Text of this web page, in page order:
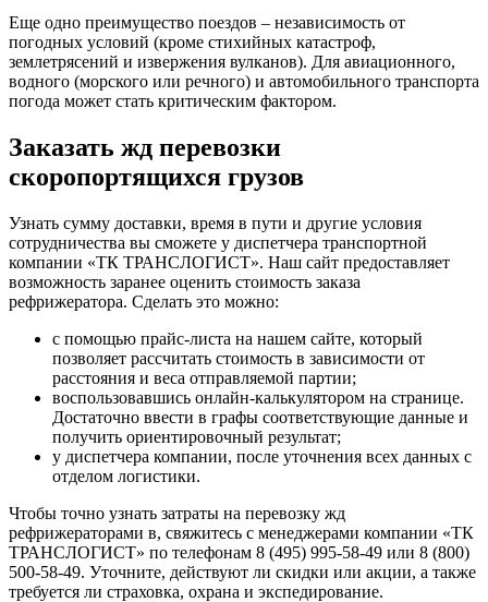
Еще одно преимущество поездов – независимость от
погодных условий (кроме стихийных катастроф,
землетрясений и извержения вулканов). Для авиационного,
водного (морского или речного) и автомобильного транспорта
погода может стать критическим фактором.
Заказать жд перевозки
скоропортящихся грузов
Узнать сумму доставки, время в пути и другие условия
сотрудничества вы сможете у диспетчера транспортной
компании «ТК ТРАНСЛОГИСТ». Наш сайт предоставляет
возможность заранее оценить стоимость заказа
рефрижератора. Сделать это можно:
с помощью прайс-листа на нашем сайте, который
позволяет рассчитать стоимость в зависимости от
расстояния и веса отправляемой партии;
воспользовавшись онлайн-калькулятором на странице.
Достаточно ввести в графы соответствующие данные и
получить ориентировочный результат;
у диспетчера компании, после уточнения всех данных с
отделом логистики.
Чтобы точно узнать затраты на перевозку жд
рефрижераторами в, свяжитесь с менеджерами компании «ТК
ТРАНСЛОГИСТ» по телефонам 8 (495) 995-58-49 или 8 (800)
500-58-49. Уточните, действуют ли скидки или акции, а также
требуется ли страховка, охрана и экспедирование.